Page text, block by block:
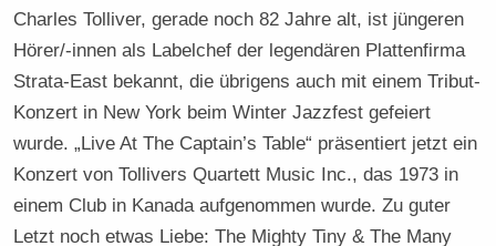
Charles Tolliver, gerade noch 82 Jahre alt, ist jüngeren
Hörer/-innen als Labelchef der legendären Plattenfirma
Strata-East bekannt, die übrigens auch mit einem Tribut-
Konzert in New York beim Winter Jazzfest gefeiert
wurde. „Live At The Captain’s Table“ präsentiert jetzt ein
Konzert von Tollivers Quartett Music Inc., das 1973 in
einem Club in Kanada aufgenommen wurde. Zu guter
Letzt noch etwas Liebe: The Mighty Tiny & The Many